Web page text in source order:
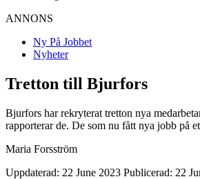
ANNONS
Ny På Jobbet
Nyheter
Tretton till Bjurfors
Bjurfors har rekryterat tretton nya
rapporterar de. De som nu fått nya jobb
Maria Forsström
Uppdaterad: 22 June 2023 Publicerad: 22